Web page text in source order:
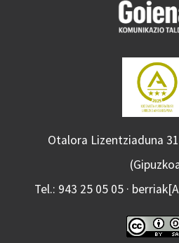
Otalora Lizentziaduna
Tel.: 943 25 05 05 ·